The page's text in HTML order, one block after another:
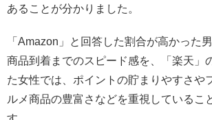
あることが分かりました。
「Amazon」と回答した割合が高かった
商品到着までのスピード感を、「楽天」
た女性では、ポイントの貯まりやすさや
ルメ商品の豊富さなどを重視しているこ